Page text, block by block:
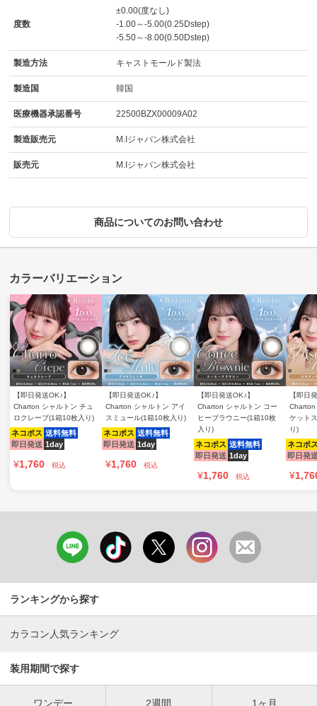
度数
±0.00(度なし)
-1.00～-5.00(0.25Dstep)
-5.50～-8.00(0.50Dstep)
製造方法 キャストモールド製法
製造国 韓国
医療機器承認番号 22500BZX00009A02
製造販売元 M.Iジャパン株式会社
販売元 M.Iジャパン株式会社
商品についてのお問い合わせ
【即日発送OK♪】
Charton シャルトン チュ
ロクレープ(1箱10枚入り)
ネコポス 送料無料
即日発送 1day
¥1,760 税込
【即日発送OK♪】
Charton シャルトン アイ
スミュール(1箱10枚入り)
ネコポス 送料無料
即日発送 1day
¥1,760 税込
【即日発送OK♪】
Charton シャルトン コー
ヒーブラウニー(1箱10枚
入り)
ネコポス 送料無料
即日発送 1day
¥1,760 税込
【即日
Charton
ケット
り)
ネコポ
即日発
¥
ランキングから探す
カラコン人気ランキング
装用期間で探す
ワンデー 2週間 1ヶ月